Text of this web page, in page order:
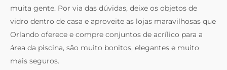
muita gente. Por via das dúvidas, deixe os objetos de
vidro dentro de casa e aproveite as lojas maravilhosas que
Orlando oferece e compre conjuntos de acrílico para a
área da piscina, são muito bonitos, elegantes e muito
mais seguros.